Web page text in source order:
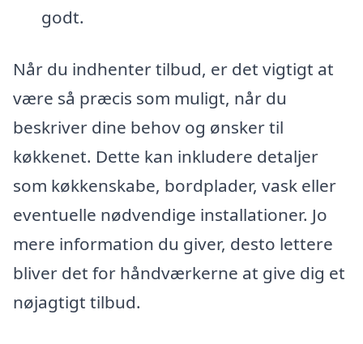
godt.
Når du indhenter tilbud, er det vigtigt at
være så præcis som muligt, når du
beskriver dine behov og ønsker til
køkkenet. Dette kan inkludere detaljer
som køkkenskabe, bordplader, vask eller
eventuelle nødvendige installationer. Jo
mere information du giver, desto lettere
bliver det for håndværkerne at give dig et
nøjagtigt tilbud.